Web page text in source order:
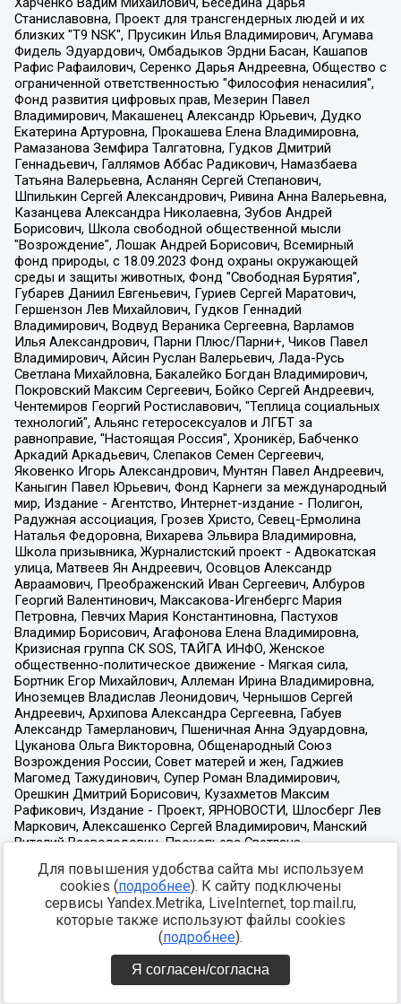
Для повышения удобства сайта мы используем
cookies (подробнее). К сайту подключены
сервисы Yandex.Metrika, LiveInternet, top.mail.ru,
которые также используют файлы cookies
(подробнее).
Я согласен/согласна